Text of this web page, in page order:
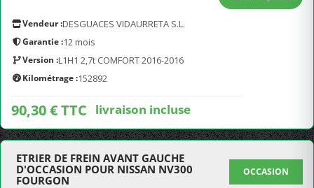
Vendeur :DESGUACES VIDAURRETA S.L.
Garantie :12 mois
Version :L1H1 2,7t COMFORT 2016-2016
Kilométrage :152892
90,30 € TTC livraison incluse
ETRIER DE FREIN AVANT GAUCHE
D'OCCASION POUR NISSAN NV300
FOURGON
OCCASION